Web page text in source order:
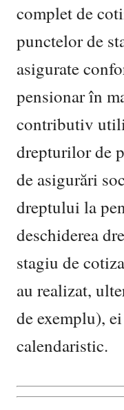
complet de
punctelor de
asigurate
pensionar în
contributiv
drepturilor de
de asigurări
dreptului la
deschiderea
stagiu de
au realizat,
de exemplu),
calendaristic.